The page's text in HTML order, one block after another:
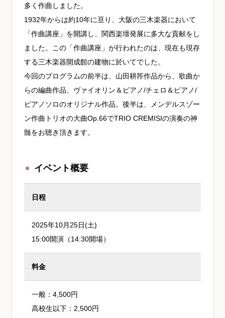
多く作曲しました。
1932年からは約10年に亘り、大阪の三木楽器において
「作曲講座」を開講し、関西楽壇発展に多大な貢献をし
ました。この「作曲講座」が行われたのは、現在も現存
する三木楽器開成館の建物に於いてでした。
今回のプログラムの前半は、山田耕筰作品から、歌曲か
らの編曲作品、ヴァイオリン＆ピアノ/チェロ＆ピアノ/
ピアノソロのオリジナル作品。後半は、メンデルスゾー
ン作曲トリオの大曲Op.66でTRIO CREMISIの演奏の神
髄をお聴き頂きます。
イベント概要
日程
2025年10月25日(土)
15:00開演（14:30開場）
料金
一般：4,500円
高校生以下：2,500円